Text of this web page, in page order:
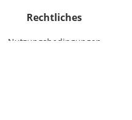
Rechtliches
Nutzungsbedingungen